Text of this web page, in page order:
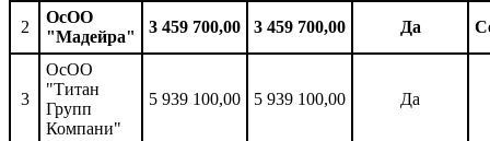
2
ОсОО
"Мадейра"
3 459 700,00 3 459 700,00 Да
3
ОсОО
"Титан
Групп
Компани"
5 939 100,00 5 939 100,00 Да